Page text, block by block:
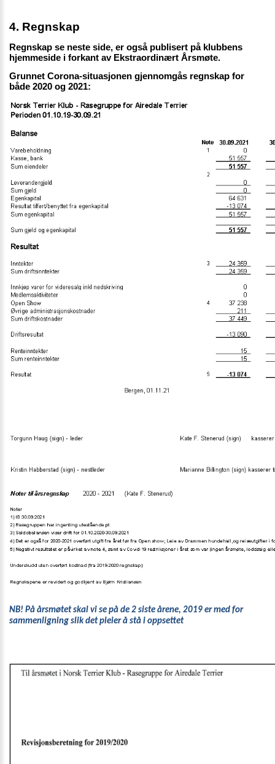
4. Regnskap
Regnskap se neste side, er også publisert på klubbens
hjemmeside i forkant av Ekstraordinært Årsmøte.
Grunnet Corona-situasjonen gjennomgås regnskap for
både 2020 og 2021:
NB! På årsmøtet skal vi se på de 2 siste årene, 2019 er med for
sammenligning slik det pleier å stå i oppsettet